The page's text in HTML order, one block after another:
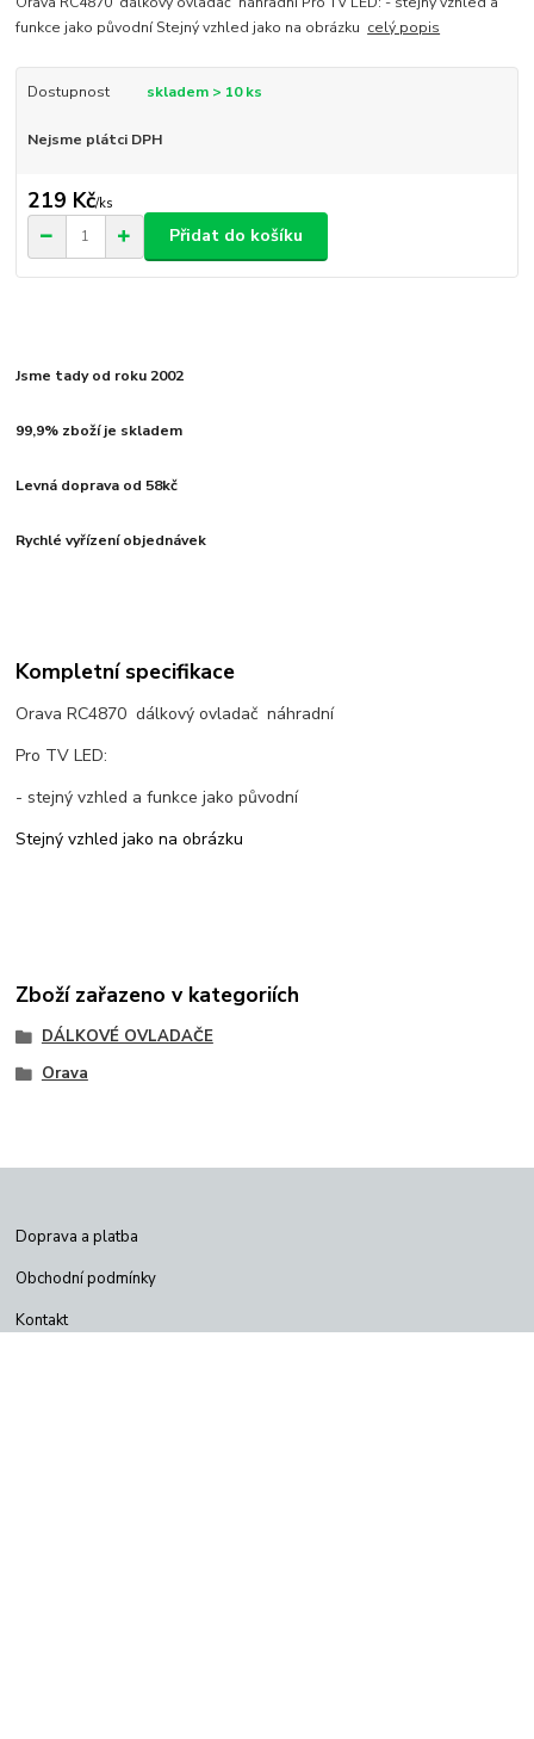
funkce jako původní Stejný vzhled jako na obrázku celý popis
Dostupnost skladem > 10 ks
Nejsme plátci DPH
219 Kč/ks
Přidat do košíku
Jsme tady od roku 2002
99,9% zboží je skladem
Levná doprava od 58kč
Rychlé vyřízení objednávek
Kompletní specifikace
Orava RC4870 dálkový ovladač náhradní
Pro TV LED:
- stejný vzhled a funkce jako původní
Stejný vzhled jako na obrázku
Zboží zařazeno v kategoriích
DÁLKOVÉ OVLADAČE
Orava
Doprava a platba
Obchodní podmínky
Kontakt